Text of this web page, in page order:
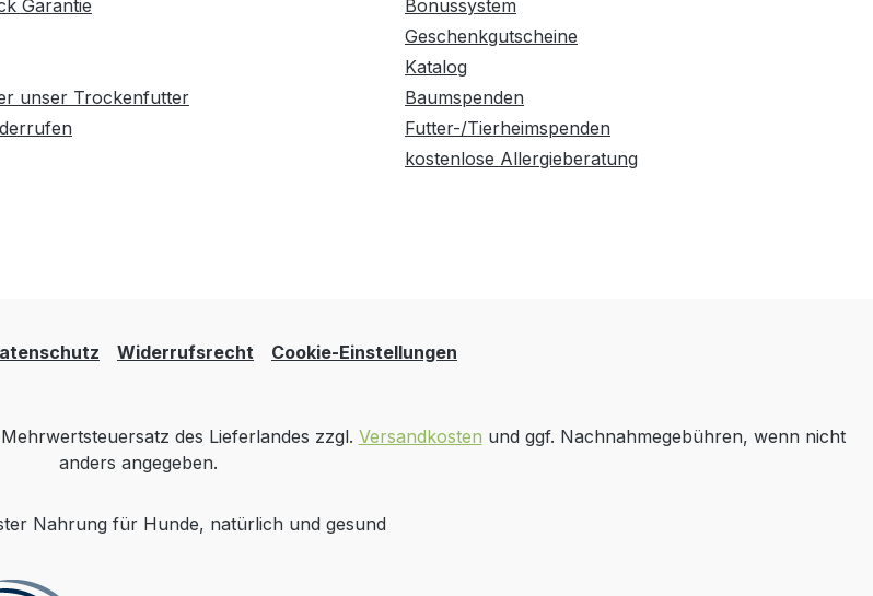
Garantie
unser Trockenfutter
Bonussystem
Geschenkgutscheine
Katalog
Baumspenden
Futter-/Tierheimspenden
kostenlose Allergieberatung
Widerrufsrecht Cookie-Einstellungen
des Lieferlandes zzgl. Versandkosten und ggf. Nachnahmegebühren, wenn nicht
anders angegeben.
Nahrung für Hunde, natürlich und gesund